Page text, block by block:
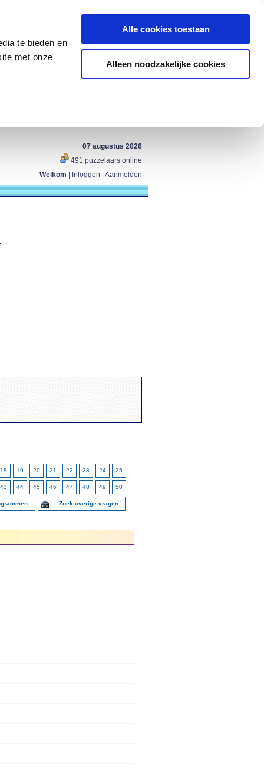
te bieden en
met onze
Alle cookies toestaan
Alleen noodzakelijke cookies
07 augustus 2026
491 puzzelaars online
Welkom
Inloggen Aanmelden
18 19 20 21 22 23 24 25
43 44 45 46 47 48 49 50
Zoek overige vragen